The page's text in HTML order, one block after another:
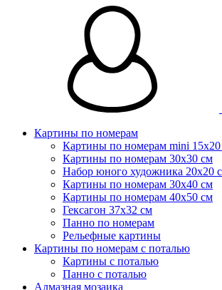
Картины по номерам
Картины по номерам mini
Картины по номерам 30x30 см
Набор юного художника 20х20
Картины по номерам 30х40 см
Картины по номерам 40х50 см
Гексагон 37х32 см
Панно по номерам
Рельефные картины
Картины по номерам с поталью
Картины с поталью
Панно с поталью
Алмазная мозаика